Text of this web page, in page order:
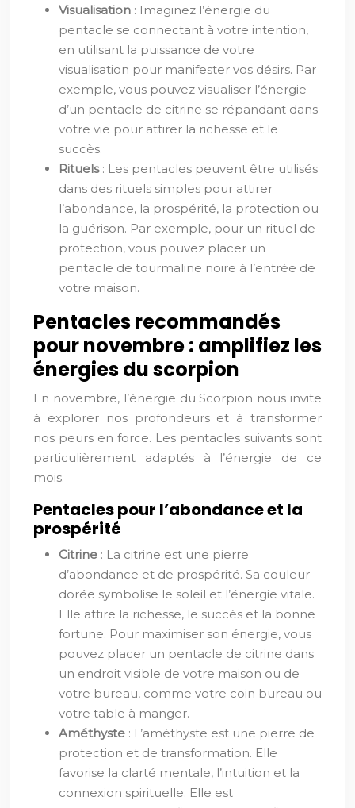
Visualisation : Imaginez l’énergie du
pentacle se connectant à votre intention,
en utilisant la puissance de votre
visualisation pour manifester vos désirs. Par
exemple, vous pouvez visualiser l’énergie
d’un pentacle de citrine se répandant dans
votre vie pour attirer la richesse et le
succès.
Rituels : Les pentacles peuvent être utilisés
dans des rituels simples pour attirer
l’abondance, la prospérité, la protection ou
la guérison. Par exemple, pour un rituel de
protection, vous pouvez placer un
pentacle de tourmaline noire à l’entrée de
votre maison.
Pentacles recommandés
pour novembre : amplifiez les
énergies du scorpion
En novembre, l’énergie du Scorpion nous invite
à explorer nos profondeurs et à transformer
nos peurs en force. Les pentacles suivants sont
particulièrement adaptés à l’énergie de ce
mois.
Pentacles pour l’abondance et la
prospérité
Citrine : La citrine est une pierre
d’abondance et de prospérité. Sa couleur
dorée symbolise le soleil et l’énergie vitale.
Elle attire la richesse, le succès et la bonne
fortune. Pour maximiser son énergie, vous
pouvez placer un pentacle de citrine dans
un endroit visible de votre maison ou de
votre bureau, comme votre coin bureau ou
votre table à manger.
Améthyste : L’améthyste est une pierre de
protection et de transformation. Elle
favorise la clarté mentale, l’intuition et la
connexion spirituelle. Elle est